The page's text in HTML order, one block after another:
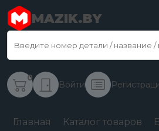
MAZIK.BY
0
Войти
Главная Каталог товаров